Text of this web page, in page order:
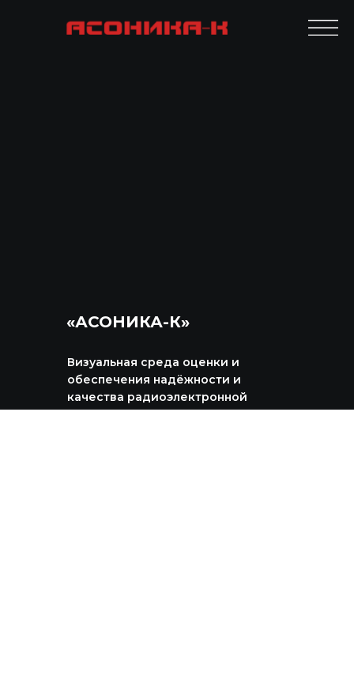
«АСОНИКА-К»
Визуальная среда оценки и
обеспечения надёжности и
качества радиоэлектронной
аппаратуры — программный